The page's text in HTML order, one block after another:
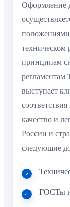
Оформление
техническом
принципам
выступает
качество и
России и
следующие
ГОСТы